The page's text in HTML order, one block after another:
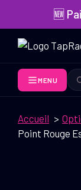
contenu
🆕
MENU
Accueil
Point Rouge